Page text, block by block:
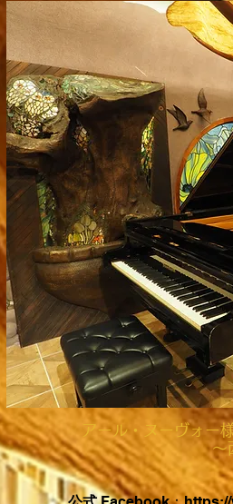
アール・ヌーヴォー
～